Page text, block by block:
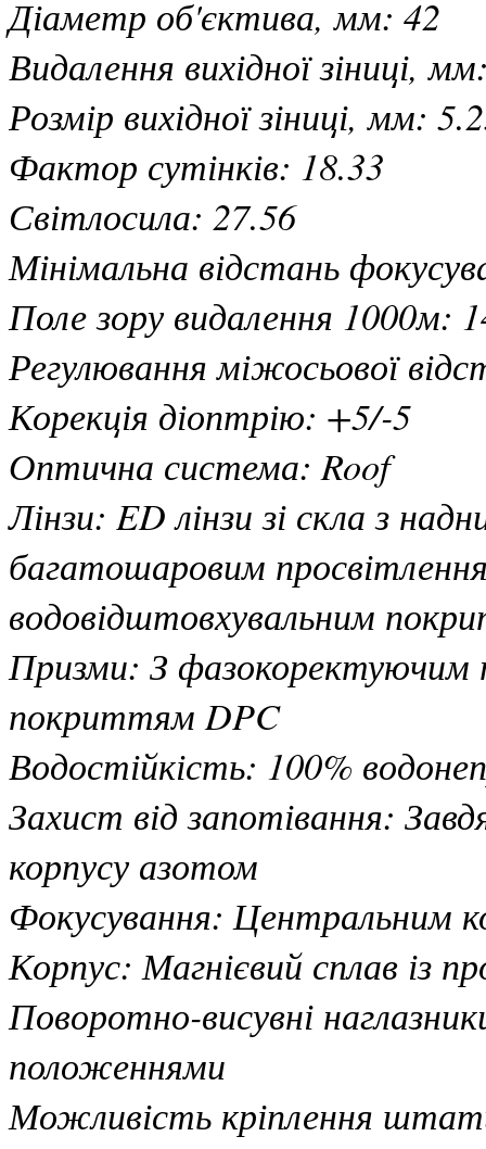
Діаметр об'єктива, мм: 42
Видалення вихідної зіниці,
Розмір вихідної зіниці, мм:
Фактор сутінків: 18.33
Світлосила: 27.56
Мінімальна відстань
Поле зору видалення 1000м:
Регулювання міжосьової
Корекція діоптрію: +5/-5
Оптична система: Roof
Лінзи: ED лінзи зі скла з
багатошаровим
водовідштовхувальним
Призми: З фазокоректуючим
покриттям DPC
Водостійкість: 100%
Захист від запотівання:
корпусу азотом
Фокусування: Центральним
Корпус: Магнієвий сплав із
Поворотно-висувні
положеннями
Можливість кріплення